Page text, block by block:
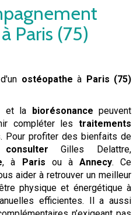
Paris (75)
ostéopathe à Paris (75)
et la biorésonance peuvent
compléter les traitements
Pour profiter des bienfaits de
consulter Gilles Delattre,
, à Paris ou à Annecy. Ce
aider à retrouver un meilleur
physique et énergétique à
efficientes. Il a aussi